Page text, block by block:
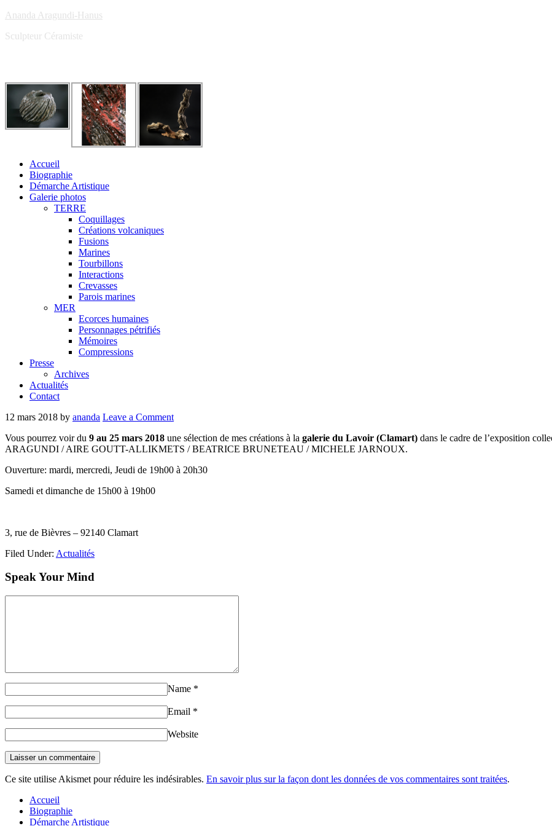
Ananda Aragundi-Hanus
Sculpteur Céramiste
Accueil
Biographie
Démarche Artistique
Galerie photos
TERRE
Coquillages
Créations volcaniques
Fusions
Marines
Tourbillons
Interactions
Crevasses
Parois marines
MER
Ecorces humaines
Personnages pétrifiés
Mémoires
Compressions
Presse
Archives
Actualités
Contact
12 mars 2018 by ananda Leave a Comment
Vous pourrez voir du 9 au 25 mars 2018 une sélection de mes créations à la galerie du Lavoir (Clamart) dans le cadre de l’exposition
ARAGUNDI / AIRE GOUTT-ALLIKMETS / BEATRICE BRUNETEAU / MICHELE JARNOUX.
Ouverture: mardi, mercredi, Jeudi de 19h00 à 20h30
Samedi et dimanche de 15h00 à 19h00
3, rue de Bièvres – 92140 Clamart
Filed Under: Actualités
Speak Your Mind
Name *
Email *
Website
Ce site utilise Akismet pour réduire les indésirables. En savoir plus sur la façon dont les données de vos commentaires sont traitées.
Accueil
Biographie
Démarche Artistique